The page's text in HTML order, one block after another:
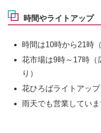
時間やライトアップ
時間は10時から21時
花市場は9時～17時（
り）
花ひろばライトアップ
雨天でも営業していま